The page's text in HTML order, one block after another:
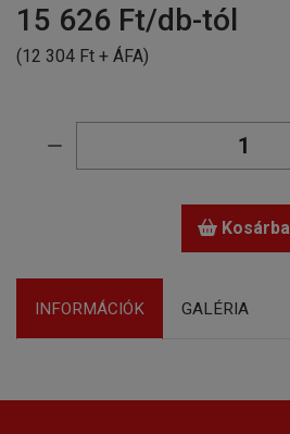
15 626 Ft/db-tól
(12 304 Ft + ÁFA)
Kosárba
INFORMÁCIÓK GALÉRIA